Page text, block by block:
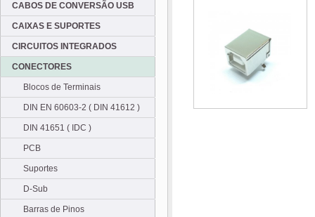
CABOS DE CONVERSÃO USB
CAIXAS E SUPORTES
CIRCUITOS INTEGRADOS
CONECTORES
Blocos de Terminais
DIN EN 60603-2 ( DIN 41612 )
DIN 41651 ( IDC )
PCB
Suportes
D-Sub
Barras de Pinos